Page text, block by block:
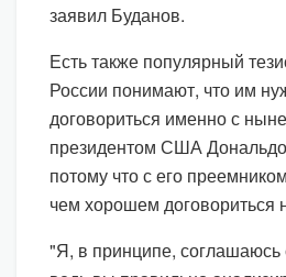
заявил Буданов.
Есть также популярный
России понимают, что им
договориться именно с
президентом США
потому что с его
чем хорошем договориться
"Я, в принципе, соглашаюсь